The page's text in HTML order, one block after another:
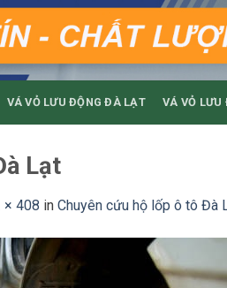
VÁ VỎ LƯU ĐỘNG ĐÀ LẠT VÁ VỎ LƯU
Lạt
× 408 in Chuyên cứu hộ lốp ô tô Đà